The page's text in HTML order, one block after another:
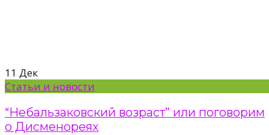
11 Дек
Статьи и новости
“Небальзаковский возраст” или поговорим
о Дисменореях